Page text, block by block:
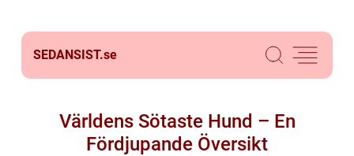
SEDANSIST.se
Världens Sötaste Hund – En
Fördjupande Översikt